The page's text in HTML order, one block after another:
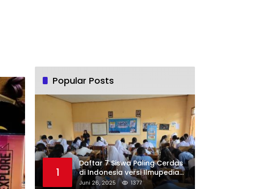
Popular Posts
1
Daftar 7 Siswa Paling Cerdas
di Indonesia versi Ilmupedia
Tryout UTBK 2025
Juni 26, 2025 1377